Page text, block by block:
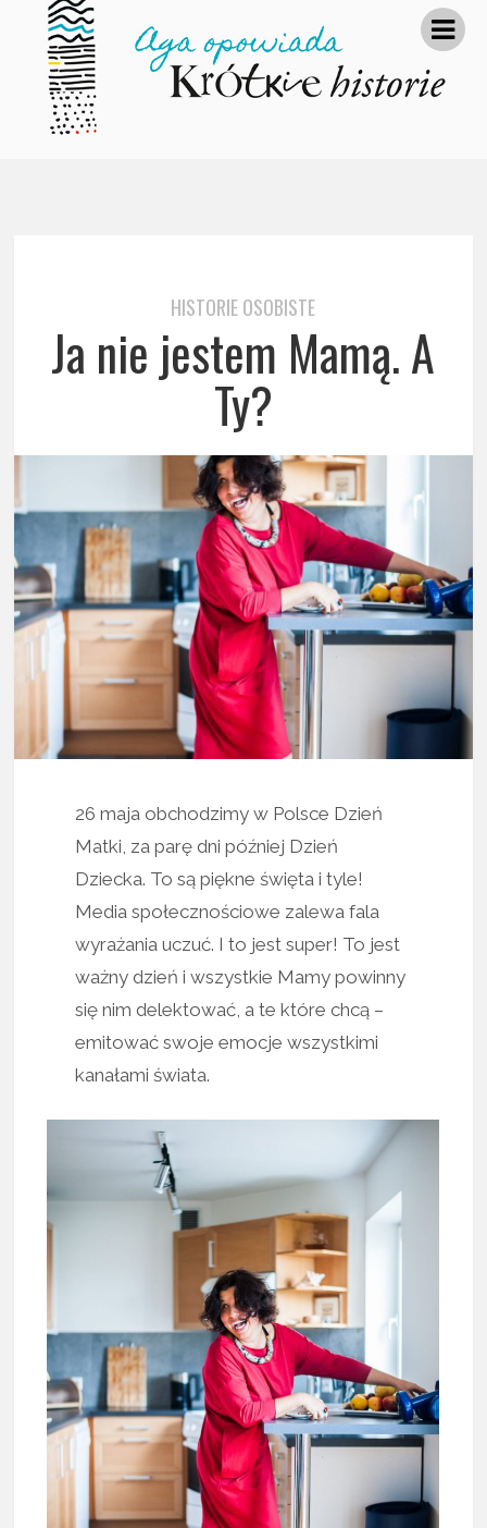
HISTORIE OSOBISTE
Ja nie jestem Mamą. A
Ty?
26 maja obchodzimy w Polsce Dzień
Matki, za parę dni później Dzień
Dziecka. To są piękne święta i tyle!
Media społecznościowe zalewa fala
wyrażania uczuć. I to jest super! To jest
ważny dzień i wszystkie Mamy powinny
się nim delektować, a te które chcą –
emitować swoje emocje wszystkimi
kanałami świata.